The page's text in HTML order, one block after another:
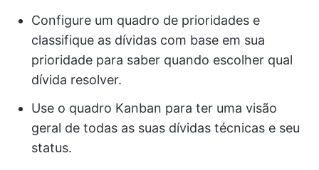
Configure um quadro de prioridades e
classifique as dívidas com base em sua
prioridade para saber quando escolher qual
dívida resolver.
Use o quadro Kanban para ter uma visão
geral de todas as suas dívidas técnicas e seu
status.